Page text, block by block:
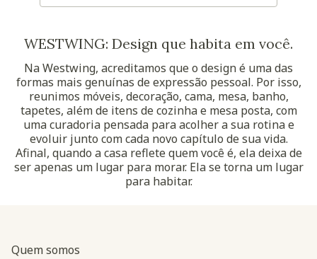
WESTWING: Design que habita em você.
Na Westwing, acreditamos que o design é uma das
formas mais genuínas de expressão pessoal. Por isso,
reunimos móveis, decoração, cama, mesa, banho,
tapetes, além de itens de cozinha e mesa posta, com
uma curadoria pensada para acolher a sua rotina e
evoluir junto com cada novo capítulo de sua vida.
Afinal, quando a casa reflete quem você é, ela deixa de
ser apenas um lugar para morar. Ela se torna um lugar
para habitar.
Quem somos